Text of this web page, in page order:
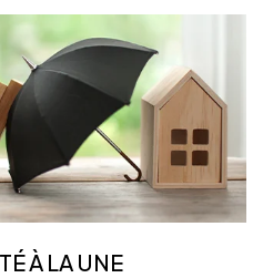
À LA UNE